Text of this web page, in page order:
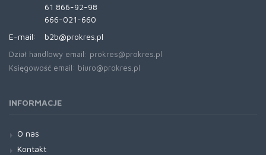
61 866-92-98
666-021-660
E-mail:
b2b@prokres.pl
Dział handlowy email: prokres@prokres.pl
Księgowość email: biuro@prokres.pl
INFORMACJE
O nas
Kontakt